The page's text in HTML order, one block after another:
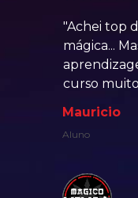
"Achei top
mágica...
curso
Mauricio
Aluno